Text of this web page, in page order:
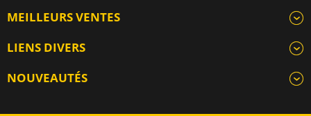
MEILLEURS VENTES
LIENS DIVERS
NOUVEAUTÉS